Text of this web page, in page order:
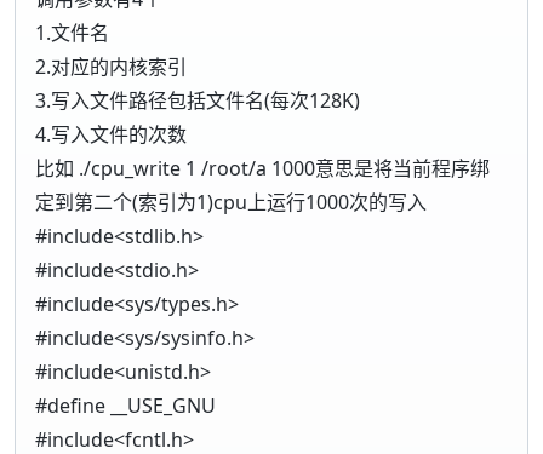
1.文件名
2.对应的内核索引
3.写入文件路径包括文件名(每次128K)
4.写入文件的次数
比如 ./cpu_write 1 /root/a 1000意思是将当前程序绑
定到第二个(索引为1)cpu上运行1000次的写入
#include<stdlib.h>
#include<stdio.h>
#include<sys/types.h>
#include<sys/sysinfo.h>
#include<unistd.h>
#define __USE_GNU
#include<fcntl.h>